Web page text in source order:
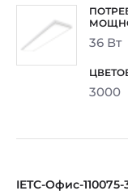
36 Вт
3000
IETC-Офис-